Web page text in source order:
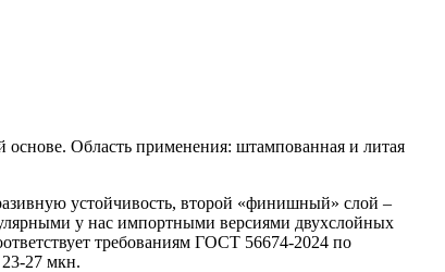
Область применения: штампованная и литая
устойчивость, второй «финишный» слой –
у нас импортными версиями двухслойных
требованиям ГОСТ 56674-2024 по
27 мкн.